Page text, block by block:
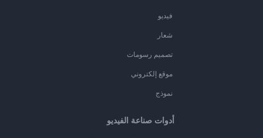
فيديو
شعار
تصميم رسومات
موقع إلكتروني
نموذج
أدوات صناعة الفيديو